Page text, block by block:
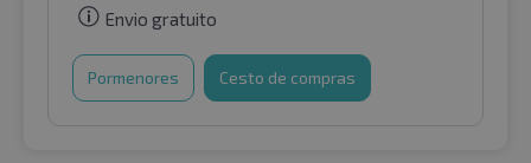
Envio gratuito
Pormenores Cesto de compras